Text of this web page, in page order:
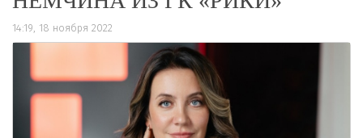
14:19, 18 ноября 2022